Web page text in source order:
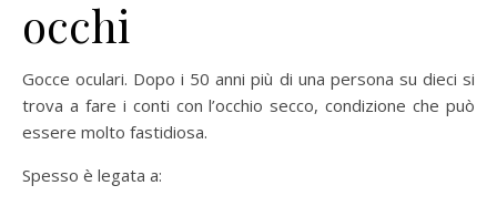
occhi
Gocce oculari. Dopo i 50 anni più di una persona su dieci si
trova a fare i conti con l’occhio secco, condizione che può
essere molto fastidiosa.
Spesso è legata a: